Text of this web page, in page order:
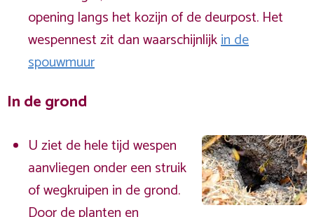
opening langs het kozijn of de deurpost. Het
wespennest zit dan waarschijnlijkin de
spouwmuur
In de grond
U ziet de hele tijd wespen
aanvliegen onder een struik
of wegkruipen in de grond.